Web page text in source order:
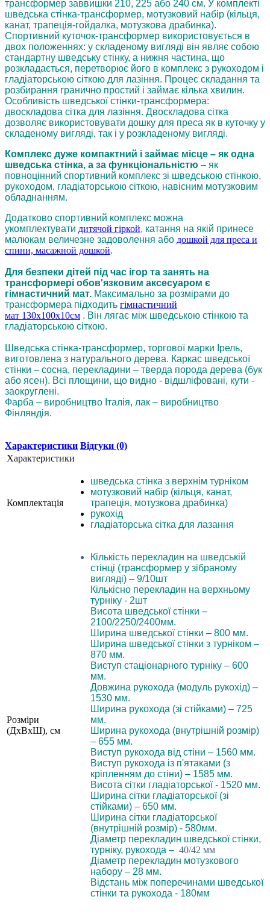
трансформер заввишки 210, 225 або 240 см. У комплекті
шведська стінка-трансформер, мотузковий набір (кільця,
канат, трапеція-гойдалка, мотузкова драбинка).
Спортивний куточок-трансформер використовується в
двох положеннях: у складеному вигляді він являє собою
стандартну шведську стінку, а нижня частина, що
розкладається, перетворює його в комплекс з рукоходом і
гладіаторською сіткою для лазіння. Процес складання та
розбирання гранично простий і займає кілька хвилин.
Особливість шведської стінки-трансформера:
двоскладова сітка для лазіння. Двоскладова сітка
дозволяє використовувати дошку для преса як в куточку у
складеному вигляді, так і у розкладеному вигляді.
Комплекс дуже компактний і займає місце – як одна
шведська стінка, а за функціональністю – як
повноцінний спортивний комплекс зі шведською стінкою,
рукоходом, гладіаторською сіткою, навісним мотузковим
обладнанням.
Додатково спортивний комплекс можна
укомплектувати дитячой гіркой, катання на якій принесе
малюкам величезне задоволення або дошкой для преса и
спини, масажной дошкой.
Для безпеки дітей під час ігор та занять на
трансформері обов'язковим аксесуаром є
гімнастичний мат. Максимально за розмірами до
трансформера підходить гімнастичний
мат 130х100х10см . Він лягає між шведською стінкою та
гладіаторською сіткою.
Шведська стінка-трансформер, торгової марки Ірель,
виготовлена з натурального дерева. Каркас шведської
стінки – сосна, перекладини – тверда порода дерева (бук
або ясен). Всі площини, що видно - відшліфовані, кути -
заокруглені.
Фарба – виробництво Італія, лак – виробництво
Фінляндія.
Характеристики Відгуки (0)
Характеристики
Комплектація
шведська стінка з верхнім турніком
мотузковий набір (кільця, канат,
трапеція, мотузкова драбинка)
рукохід
гладіаторська сітка для лазання
Розміри
(ДхВхШ), см
Кількість перекладин на шведській
стінці (трансформер у зібраному
вигляді) – 9/10шт
Кількісно перекладин на верхньому
турніку - 2шт
Висота шведської стінки –
2100/2250/2400мм.
Ширина шведської стінки – 800 мм.
Ширина шведської стінки з турніком –
870 мм.
Виступ стаціонарного турніку – 600
мм.
Довжина рукохода (модуль рукохід) –
1530 мм.
Ширина рукохода (зі стійками) – 725
мм.
Ширина рукохода (внутрішній розмір)
– 655 мм.
Виступ рукохода від стіни – 1560 мм.
Виступ рукохода із п'ятаками (з
кріпленням до стіни) – 1585 мм.
Висота сітки гладіаторської - 1520 мм.
Ширина сітки гладіаторської (зі
стійками) – 650 мм.
Ширина сітки гладіаторської
(внутрішній розмір) - 580мм.
Діаметр перекладин шведської стінки,
турніку, рукохода – 40/42 мм
Діаметр перекладин мотузкового
набору – 28 мм.
Відстань між поперечинами шведської
стінки та рукохода - 180мм